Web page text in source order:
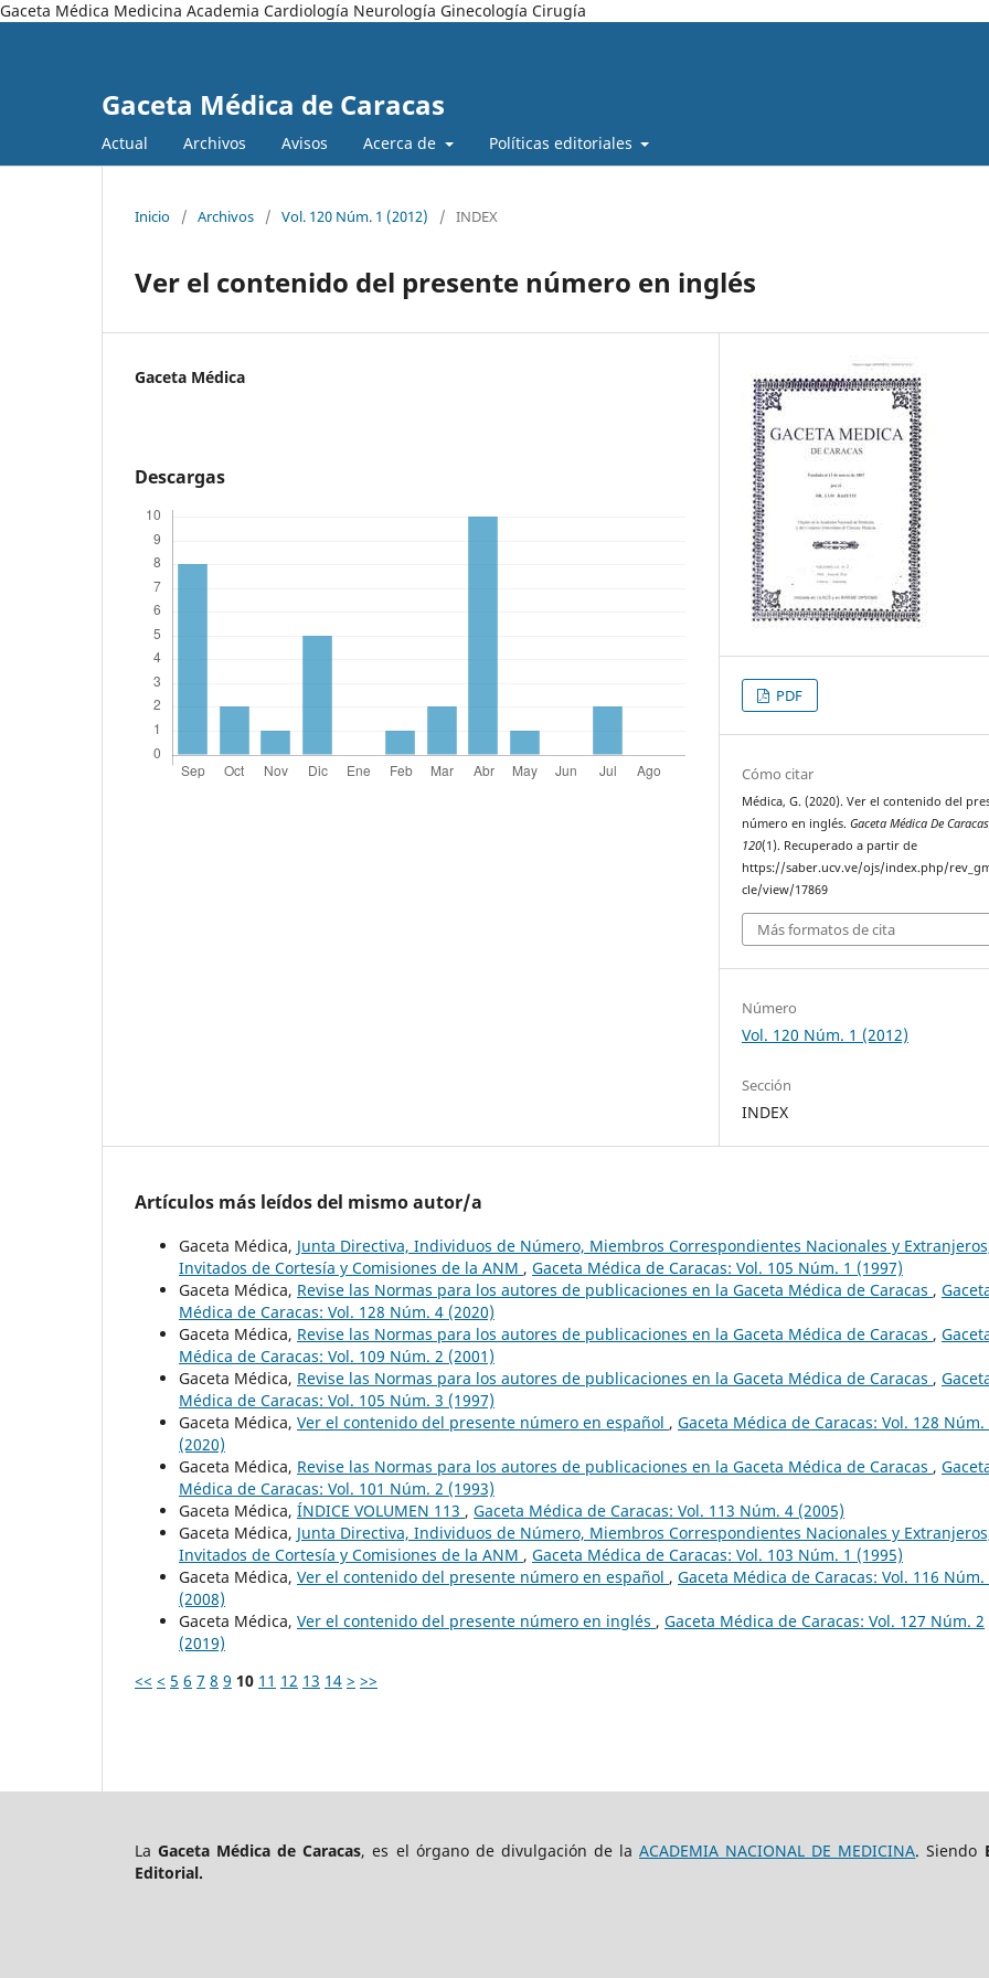
Gaceta Médica Medicina Academia Cardiología Neurología Ginecología Cirugía
Gaceta Médica de Caracas
Actual Archivos Avisos Acerca de Políticas editoriales
Inicio / Archivos / Vol. 120 Núm. 1 (2012) / INDEX
Ver el contenido del presente número en inglés
Gaceta Médica
Descargas
PDF
Cómo citar
Médica, G. (2020). Ver el contenido del
número en inglés.Gaceta Médica De Caracas
120(1). Recuperado a partir de
https://saber.ucv.ve/ojs/index.php/
cle/view/17869
Más formatos de cita
Número
Vol. 120 Núm. 1 (2012)
Sección
INDEX
Artículos más leídos del mismo autor/a
Gaceta Médica, Junta Directiva, Individuos de Número, Miembros Correspondientes Nacionales y
Invitados de Cortesía y Comisiones de la ANM , Gaceta Médica de Caracas: Vol. 105 Núm. 1 (1997)
Gaceta Médica, Revise las Normas para los autores de publicaciones en la Gaceta Médica de Caracas ,
Médica de Caracas: Vol. 128 Núm. 4 (2020)
Gaceta Médica, Revise las Normas para los autores de publicaciones en la Gaceta Médica de Caracas ,
Médica de Caracas: Vol. 109 Núm. 2 (2001)
Gaceta Médica, Revise las Normas para los autores de publicaciones en la Gaceta Médica de Caracas ,
Médica de Caracas: Vol. 105 Núm. 3 (1997)
Gaceta Médica, Ver el contenido del presente número en español , Gaceta Médica de Caracas: Vol. 128 Núm.
(2020)
Gaceta Médica, Revise las Normas para los autores de publicaciones en la Gaceta Médica de Caracas ,
Médica de Caracas: Vol. 101 Núm. 2 (1993)
Gaceta Médica, ÍNDICE VOLUMEN 113 , Gaceta Médica de Caracas: Vol. 113 Núm. 4 (2005)
Gaceta Médica, Junta Directiva, Individuos de Número, Miembros Correspondientes Nacionales y
Invitados de Cortesía y Comisiones de la ANM , Gaceta Médica de Caracas: Vol. 103 Núm. 1 (1995)
Gaceta Médica, Ver el contenido del presente número en español , Gaceta Médica de Caracas: Vol. 116 Núm.
(2008)
Gaceta Médica, Ver el contenido del presente número en inglés , Gaceta Médica de Caracas: Vol. 127 Núm. 2
(2019)
<< < 5 6 7 8 9 10 11 12 13 14 > >>
LaGaceta Médica de Caracas, es el órgano de divulgación de laACADEMIA NACIONAL DE MEDICINA. Siendo
Editorial.